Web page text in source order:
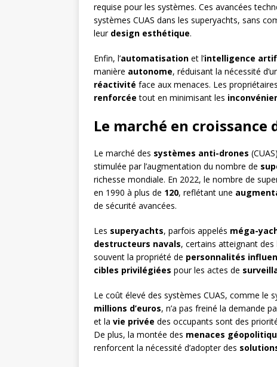
requise pour les systèmes. Ces avancées
systèmes CUAS dans les superyachts, sans
leur design esthétique.
Enfin, l’automatisation et l’intelligence
manière autonome, réduisant la nécessité
réactivité face aux menaces. Les
renforcée tout en minimisant les
Le marché en
Le marché des systèmes anti-drones
stimulée par l’augmentation du nombre de
richesse mondiale. En 2022, le nombre de
en 1990 à plus de 120, reflétant une
de sécurité avancées.
Les superyachts, parfois appelés méga-
destructeurs navals, certains atteignant des
souvent la propriété de personnalités
cibles privilégiées pour les actes de
Le coût élevé des systèmes CUAS, comme le
millions d’euros, n’a pas freiné la demande
et la vie privée des occupants sont des
De plus, la montée des menaces
renforcent la nécessité d’adopter des